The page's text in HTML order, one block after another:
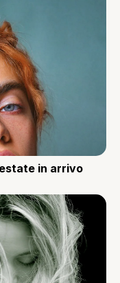
in arrivo